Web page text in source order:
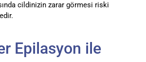
cildinizin zarar görmesi riski
Epilasyon ile